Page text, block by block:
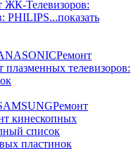
ЖК-Телевизоров:
PHILIPS...показать
Ремонт
плазменных телевизоров:
Ремонт
кинескопных
список
пластинок